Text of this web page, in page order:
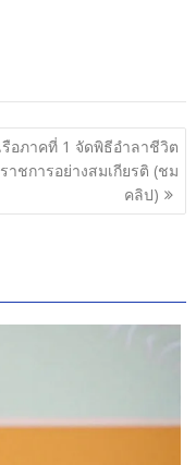
รือภาคที่ 1 จัดพิธีอำลาชีวิต
ราชการอย่างสมเกียรติ (ชม
คลิป)